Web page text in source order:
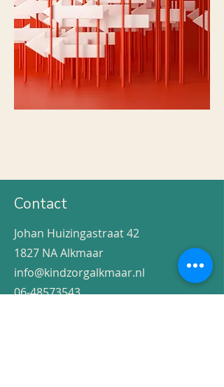
Contact
Johan Huizingastraat 42
1827 NA Alkmaar
info@kindzorgalkmaar.nl
06-48573543